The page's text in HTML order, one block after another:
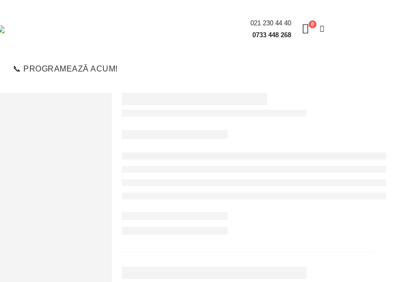
021 230 44 40
0733 448 268
0
📞 PROGRAMEAZĂ ACUM!